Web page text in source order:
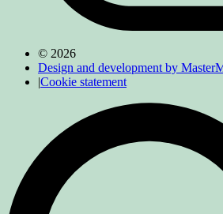
© 2026
Design and development by
|Cookie statement